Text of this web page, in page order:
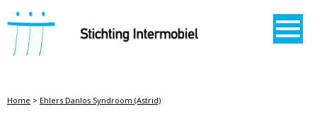
STICHTING INTERMOBIEL
Home > Ehlers Danlos Syndroom (Astrid)